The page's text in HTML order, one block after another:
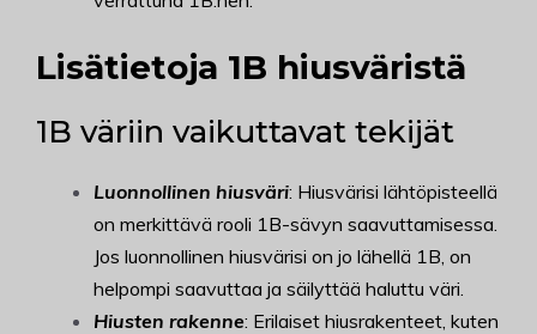
Lisätietoja 1B hiusväristä
1B väriin vaikuttavat tekijät
Luonnollinen hiusväri: Hiusvärisi lähtöpisteellä
on merkittävä rooli 1B-sävyn saavuttamisessa.
Jos luonnollinen hiusvärisi on jo lähellä 1B, on
helpompi saavuttaa ja säilyttää haluttu väri.
Hiusten rakenne: Erilaiset hiusrakenteet, kuten